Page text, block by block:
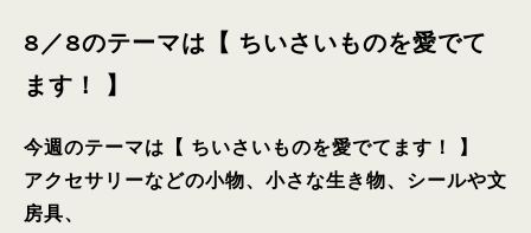
8／8のテーマは【 ちいさいものを愛でて
ます！ 】
今週のテーマは【 ちいさいものを愛でてます！ 】
アクセサリーなどの小物、小さな生き物、シールや文
房具、